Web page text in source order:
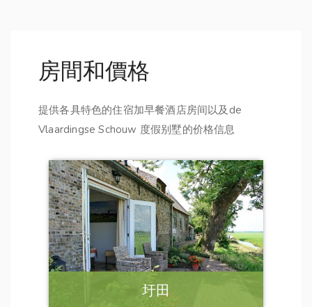
房間和價格
提供各具特色的住宿加早餐酒店房间以及de
Vlaardingse Schouw 度假别墅的价格信息
圩田